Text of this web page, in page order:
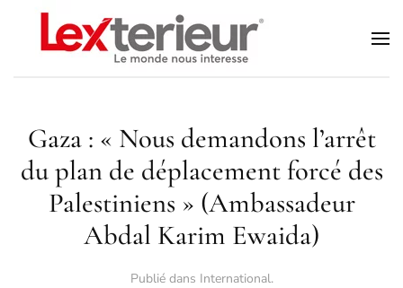
Accéder au contenu principal
Gaza : « Nous demandons l’arrêt
du plan de déplacement forcé des
Palestiniens » (Ambassadeur
Abdal Karim Ewaida)
Publié dans International.